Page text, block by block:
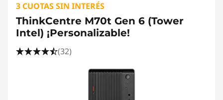
3 CUOTAS SIN INTERÉS
ThinkCentre M70t Gen 6 (Tower
Intel) ¡Personalizable!
(32)